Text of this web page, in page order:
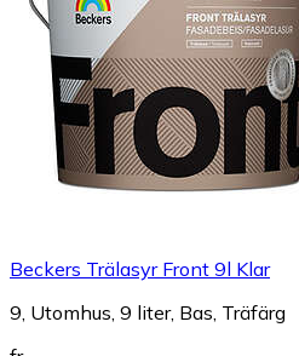
Beckers Trälasyr Front 9l Klar
9, Utomhus, 9 liter, Bas, Träfärg